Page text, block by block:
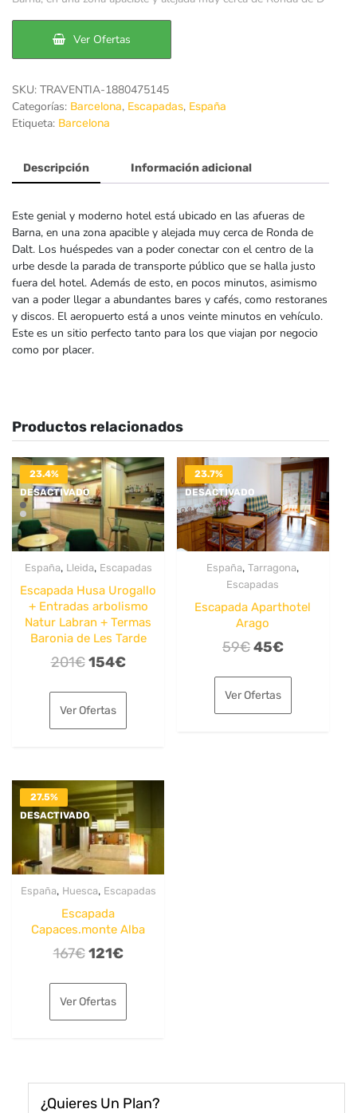
era:
58€.
es:
52€.
Ver Ofertas
SKU: TRAVENTIA-1880475145
Categorías: Barcelona, Escapadas, España
Etiqueta: Barcelona
Descripción Información adicional
Este genial y moderno hotel está ubicado en las afueras de
Barna, en una zona apacible y alejada muy cerca de Ronda de
Dalt. Los huéspedes van a poder conectar con el centro de la
urbe desde la parada de transporte público que se halla justo
fuera del hotel. Además de esto, en pocos minutos, asimismo
van a poder llegar a abundantes bares y cafés, como restoranes
y discos. El aeropuerto está a unos veinte minutos en vehículo.
Este es un sitio perfecto tanto para los que viajan por negocio
como por placer.
Productos relacionados
23.4%
DESACTIVADO
España, Lleida, Escapadas
Escapada Husa Urogallo
+ Entradas arbolismo
Natur Labran + Termas
Baronia de Les Tarde
201€ El
original
era:
154€El
es:
Ver Ofertas
23.7%
DESACTIVADO
España,Tarragona,
Escapadas
Escapada Aparthotel
Arago
59€El
original
era:
45€El
es:
Ver Ofertas
27.5%
DESACTIVADO
España, Huesca, Escapadas
Escapada
Capaces.monte Alba
167€ El
original
era:
121€El
es:
Ver Ofertas
¿Quieres Un Plan?